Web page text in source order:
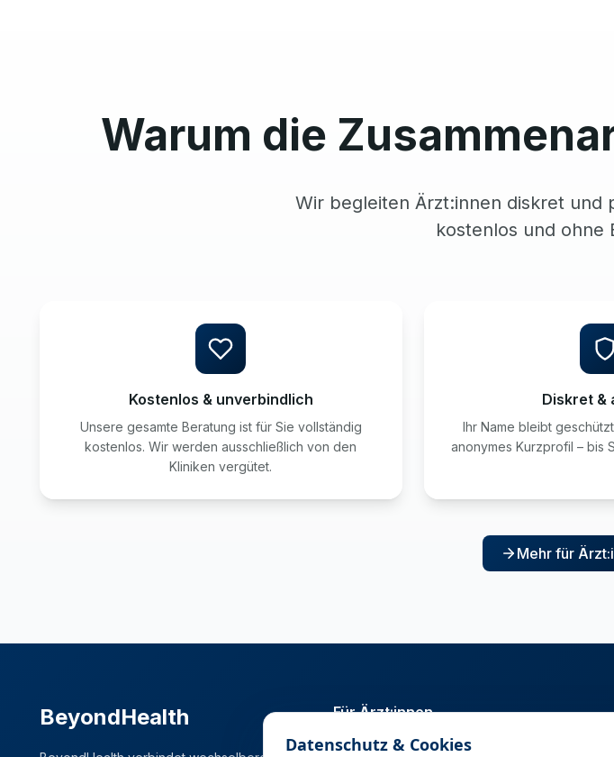
Warum die
Wir begleiten Ärzt:innen diskret und
kostenlos und ohne
Kostenlos & unverbindlich
Unsere gesamte Beratung ist für Sie vollständig
kostenlos. Wir werden ausschließlich von den
Kliniken vergütet.
Diskret &
Ihr Name bleibt
anonymes Kurzprofil – bis
Mehr für
BeyondHealth Für Ärzt:innen
Stellenmarkt
Datenschutz & Cookies